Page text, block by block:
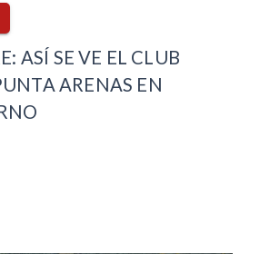
ASÍ SE VE EL CLUB
ARENAS EN